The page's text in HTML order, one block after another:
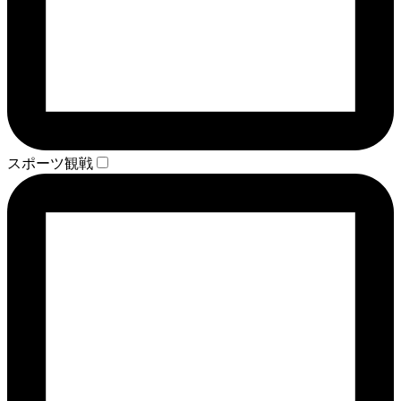
スポーツ観戦